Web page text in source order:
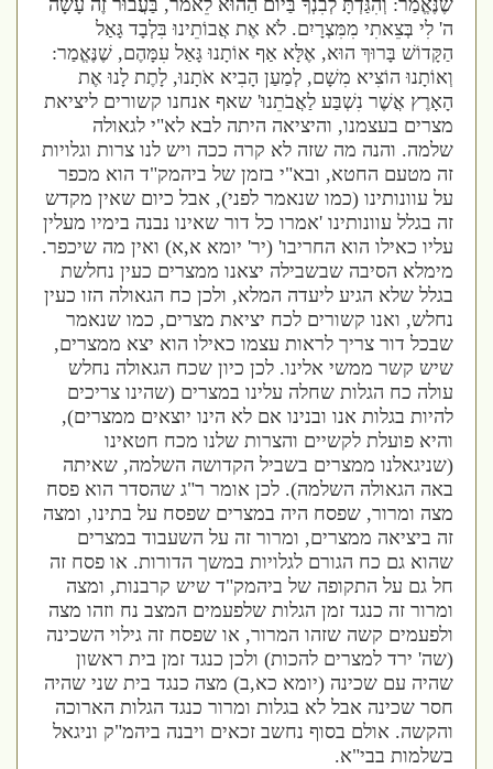
שֶׁנֶּאֱמַר:וְהִגַּדְתָּ לְבִנְךָ בַּיוֹם הַהוּא לֵאמֹר,בַּעֲבוּר זֶה עָשָׂה
'לִי בְּצֵאתִי מִמִּצְרָיִם.לֹא אֶת אֲבוֹתֵינוּ בִּלְבָד גָּאַל
הַקָּדוֹשׁ בָּרוּךְ הוּא,אֶלָּא אַף אוֹתָנוּ גָּאַל עִמָּהֶם,שֶׁנֶּאֱמַר:
וְאוֹתָנוּ הוֹצִיא מִשָׁם,לְמַעַן הָבִיא אֹתָנוּ,לָתֶת לָנוּ אֶת
הָאָרֶץ אֲשֶׁר נִשְׁבַּע לַאֲבֹתֵנוּ'שאף אנחנו קשורים ליציאת
מצרים בעצמנו,והיציאה היתה לבא לא"י לגאולה
שלמה.והנה מה שזה לא קרה ככה ויש לנו צרות וגלויות
זה מטעם החטא,ובא"י בזמן של ביהמק"ד הוא מכפר
על עוונותינו(כמו שנאמר לפני),אבל כיום שאין מקדש
זה בגלל עוונותינו'אמרו כל דור שאינו נבנה בימיו מעלין
עליו כאילו הוא החריבו' (יר'יומא א א)ואין מה שיכפר.
מימלא הסיבה שבשבילה יצאנו ממצרים כעין נחלשת
בגלל שלא הגיע ליעדה המלא,ולכן כח הגאולה הזו כעין
נחלש,ואנו קשורים לכח יציאת מצרים,כמו שנאמר
שבכל דור צריך לראות עצמו כאילו הוא יצא ממצרים,
שיש קשר ממשי אלינו.לכן כיון שכח הגאולה נחלש
עולה כח הגלות שחלה עלינו במצרים(שהינו צריכים
להיות בגלות אנו ובנינו אם לא הינו יוצאים ממצרים),
והיא פועלת לקשיים והצרות שלנו מכח חטאינו
שניגאלנו ממצרים בשביל הקדושה השלמה,שאיתה
באה הגאולה השלמה).לכן אומר ר" ג שהסדר הוא פסח
מצה ומרור,שפסח היה במצרים שפסח על בתינו,ומצה
זה ביציאה ממצרים,ומרור זה על השעבוד במצרים
שהוא גם כח הגורם לגלויות במשך הדורות.או פסח זה
חל גם על התקופה של ביהמק"ד שיש קרבנות,ומצה
ומרור זה כנגד זמן הגלות שלפעמים המצב נח וזהו מצה
ולפעמים קשה שזהו המרור,או שפסח זה גילוי השכינה
שה'ירד למצרים להכות)ולכן כנגד זמן בית ראשון
שהיה עם שכינה(יומא כא,ב)מצה כנגד בית שני שהיה
חסר שכינה אבל לא בגלות ומרור כנגד הגלות הארוכה
והקשה.אולם בסוף נחשב זכאים ויבנה ביהמ"ק וניגאל
בשלמות בבי"א.